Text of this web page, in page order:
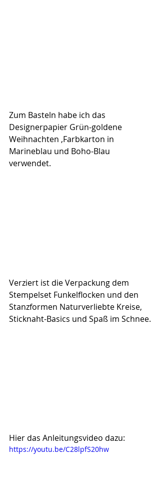
Zum Basteln habe ich das
Designerpapier Grün-goldene
Weihnachten ,Farbkarton in
Marineblau und Boho-Blau
verwendet.
Verziert ist die Verpackung dem
Stempelset Funkelflocken und den
Stanzformen Naturverliebte Kreise,
Sticknaht-Basics und Spaß im Schnee.
Hier das Anleitungsvideo dazu:
https://youtu.be/C28lpfS20hw